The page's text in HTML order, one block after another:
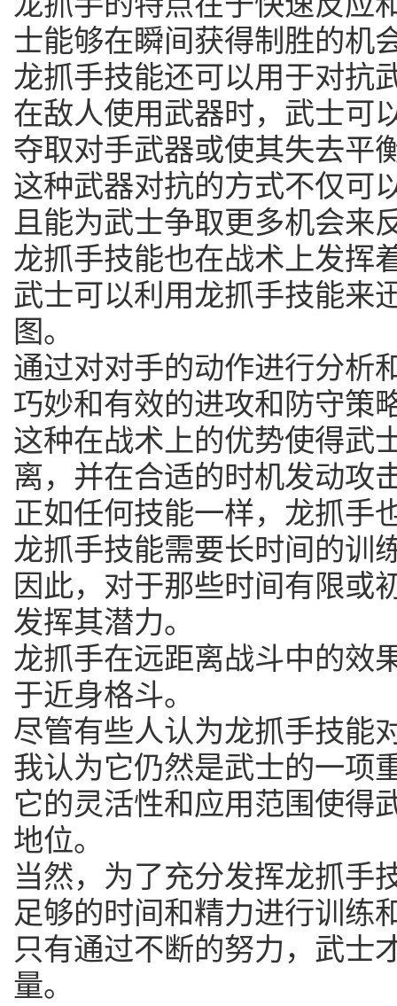
士能够在瞬间获得制胜的机
龙抓手技能还可以用于对抗
在敌人使用武器时，武士可
夺取对手武器或使其失去平
这种武器对抗的方式不仅可
且能为武士争取更多机会来
龙抓手技能也在战术上发挥
武士可以利用龙抓手技能来
图。
通过对对手的动作进行分析
巧妙和有效的进攻和防守策
这种在战术上的优势使得武
离，并在合适的时机发动攻
正如任何技能一样，龙抓手
龙抓手技能需要长时间的训
因此，对于那些时间有限或
发挥其潜力。
龙抓手在远距离战斗中的效
于近身格斗。
尽管有些人认为龙抓手技能
我认为它仍然是武士的一项
它的灵活性和应用范围使得
地位。
当然，为了充分发挥龙抓手
足够的时间和精力进行训练
只有通过不断的努力，武士
量。